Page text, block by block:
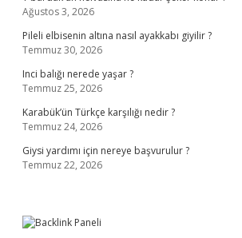
Ağustos 3, 2026
Pileli elbisenin altına nasıl ayakkabı giyilir ?
Temmuz 30, 2026
Inci balığı nerede yaşar ?
Temmuz 25, 2026
Karabük’ün Türkçe karşılığı nedir ?
Temmuz 24, 2026
Giysi yardımı için nereye başvurulur ?
Temmuz 22, 2026